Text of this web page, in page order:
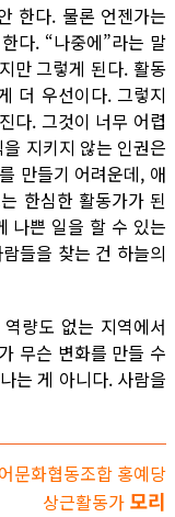
한다. 물론 언젠가는
다. “나중에”라는 말
만 그렇게 된다. 활동
더 우선이다. 그렇지
다. 그것이 너무 어렵
지키지 않는 인권은
만들기 어려운데, 애
한심한 활동가가 된
나쁜 일을 할 수 있는
들을 찾는 건 하늘의
량도 없는 지역에서
무슨 변화를 만들 수
는 게 아니다. 사람을
문화협동조합 홍예당
상근활동가 모리